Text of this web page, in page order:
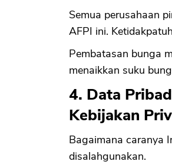
Semua perusahaan
AFPI ini.
Pembatasan bunga
menaikkan suku
4. Data
Kebijakan
Bagaimana caranya
disalahgunakan.